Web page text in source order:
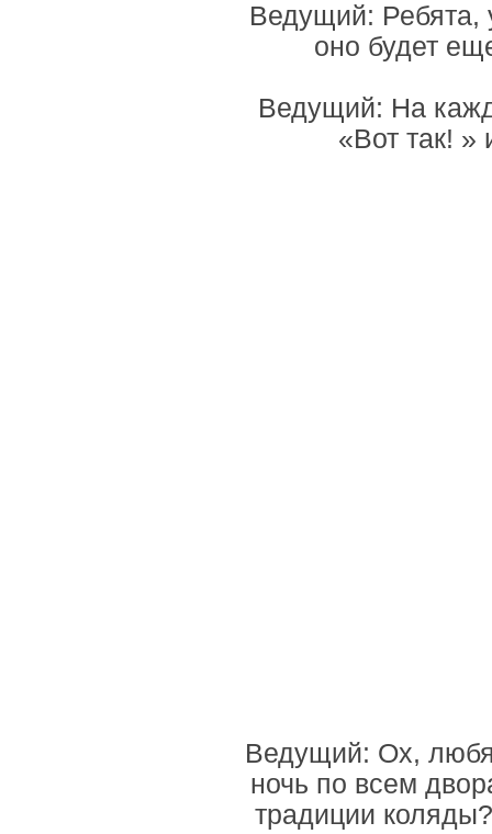
Ведущий: Ребята,
оно будет
Ведущий: На
«Вот так! »
Ведущий: Ох,
ночь по всем
традиции